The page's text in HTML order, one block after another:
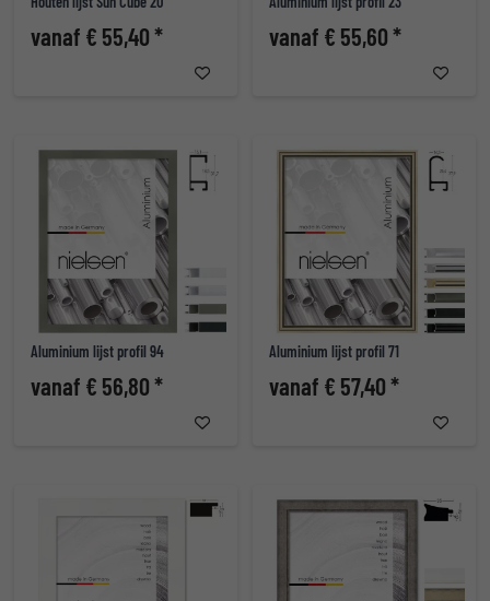
vanaf € 55,40 * vanaf € 55,60 *
Aluminium lijst profil 94
vanaf € 56,80 *
Aluminium lijst profil 71
vanaf € 57,40 *